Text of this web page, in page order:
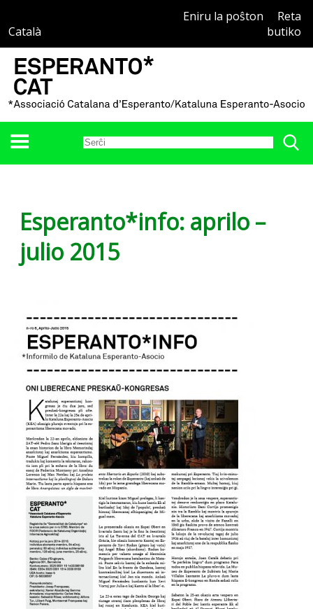
Català
Eniru la poŝton
Reta
butiko
Esperanto*info: aprilo –
julio 2015